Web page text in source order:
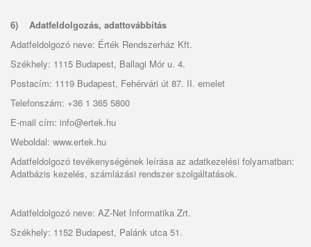
6)
Adatfeldolgozás, adattovábbítás
Adatfeldolgozó neve: Érték Rendszerház Kft.
Székhely: 1115 Budapest, Ballagi Mór u. 4.
Postacím: 1119 Budapest, Fehérvári út 87. II. emelet
Telefonszám: +36 1 365 5800
E-mail cím: info@ertek.hu
Weboldal: www.ertek.hu
Adatfeldolgozó tevékenységének leírása az adatkezelési folyamatban:
Adatbázis kezelés, számlázási rendszer szolgáltatások.
Adatfeldolgozó neve: AZ-Net Informatika Zrt.
Székhely: 1152 Budapest, Palánk utca 51.